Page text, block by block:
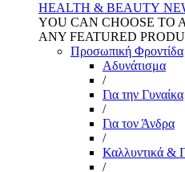
HEALTH & BEAUTY
YOU CAN CHOOSE TO
ANY FEATURED
Προσωπική Φροντίδα
Αδυνάτισμα
/
Για την Γυναίκα
/
Για τον Άνδρα
/
Καλλυντικά &
/